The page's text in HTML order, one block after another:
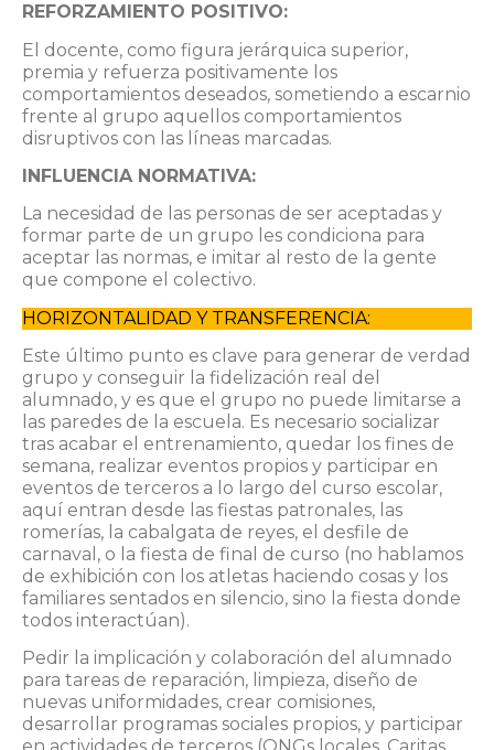
REFORZAMIENTO POSITIVO:
El docente, como figura jerárquica superior,
premia y refuerza positivamente los
comportamientos deseados, sometiendo a escarnio
frente al grupo aquellos comportamientos
disruptivos con las líneas marcadas.
INFLUENCIA NORMATIVA:
La necesidad de las personas de ser aceptadas y
formar parte de un grupo les condiciona para
aceptar las normas, e imitar al resto de la gente
que compone el colectivo.
HORIZONTALIDAD Y TRANSFERENCIA:
Este último punto es clave para generar de verdad
grupo y conseguir la fidelización real del
alumnado, y es que el grupo no puede limitarse a
las paredes de la escuela. Es necesario socializar
tras acabar el entrenamiento, quedar los fines de
semana, realizar eventos propios y participar en
eventos de terceros a lo largo del curso escolar,
aquí entran desde las fiestas patronales, las
romerías, la cabalgata de reyes, el desfile de
carnaval, o la fiesta de final de curso (no hablamos
de exhibición con los atletas haciendo cosas y los
familiares sentados en silencio, sino la fiesta donde
todos interactúan).
Pedir la implicación y colaboración del alumnado
para tareas de reparación, limpieza, diseño de
nuevas uniformidades, crear comisiones,
desarrollar programas sociales propios, y participar